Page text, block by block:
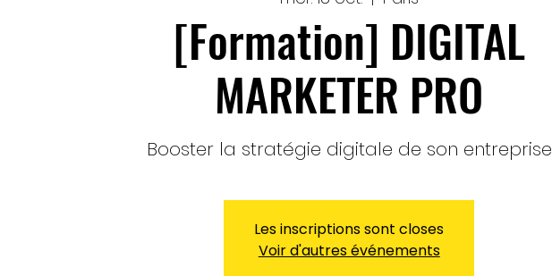
[Formation] DIGITAL
MARKETER PRO
Booster la stratégie digitale de son entreprise
Les inscriptions sont closes
Voir d'autres événements